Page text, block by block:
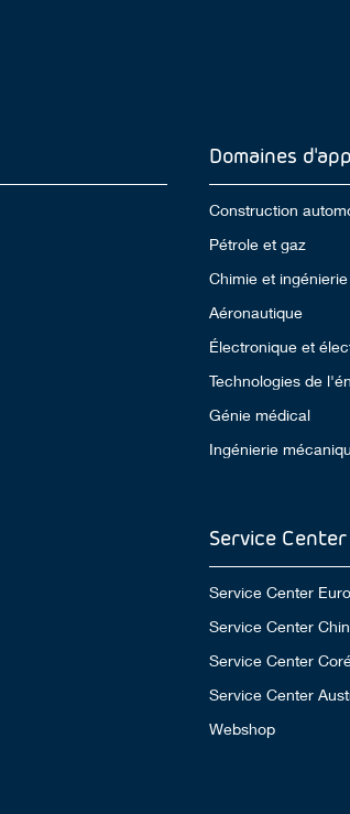
Domaines
Construction
Pétrole et gaz
Chimie et
Aéronautique
Électronique et
Technologies de
Génie médical
Ingénierie
Service Center
Service Center
Service Center
Service Center
Service Center
Webshop